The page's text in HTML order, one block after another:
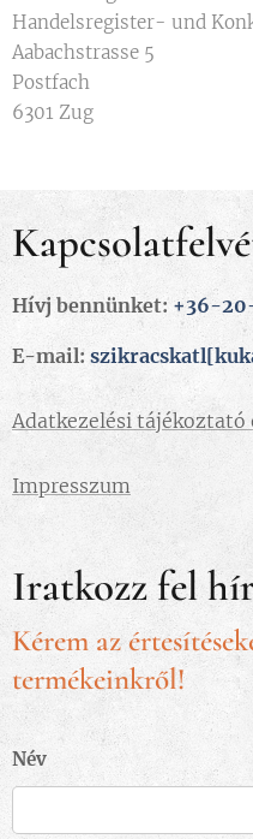
Handelsregister- und
Aabachstrasse 5
Postfach
6301 Zug
Hívj bennünket: +36-
E-mail:
Adatkezelési tájékoztató
Impresszum
Iratkozz fel
Kérem az
termékeinkről!
Név